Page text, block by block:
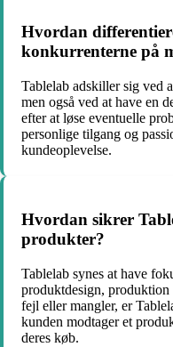
Hvordan
konkurrenterne på
Tablelab adskiller sig ved
men også ved at have en
efter at løse eventuelle
personlige tilgang og
kundeoplevelse.
Hvordan sikrer
produkter?
Tablelab synes at have
produktdesign,
fejl eller mangler, er
kunden modtager et
deres køb.